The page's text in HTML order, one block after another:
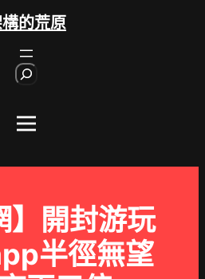
的荒原
】開封游玩
半徑無望